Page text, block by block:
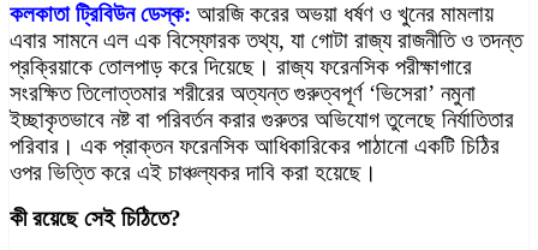
কলকাতা ট্রিবিউন ডেস্ক: আরজি করের অভয়া ধর্ষণ ও খুনের মামলায়
এবার সামনে এল এক বিস্ফোরক তথ্য, যা গোটা রাজ্য রাজনীতি ও তদন্ত
প্রক্রিয়াকে তোলপাড় করে দিয়েছে। রাজ্য ফরেনসিক পরীক্ষাগারে
সংরক্ষিত তিলোত্তমার শরীরের অত্যন্ত গুরুত্বপূর্ণ ‘ভিসেরা’ নমুনা
ইচ্ছাকৃতভাবে নষ্ট বা পরিবর্তন করার গুরুতর অভিযোগ তুলেছে নির্যাতিতার
পরিবার। এক প্রাক্তন ফরেনসিক আধিকারিকের পাঠানো একটি চিঠির
ওপর ভিত্তি করে এই চাঞ্চল্যকর দাবি করা হয়েছে।
কী রয়েছে সেই চিঠিতে?